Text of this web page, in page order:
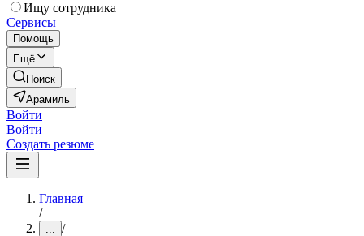
Ищу сотрудника
Сервисы
Помощь
Ещё
Поиск
Арамиль
Войти
Войти
Создать резюме
Главная
/
... /